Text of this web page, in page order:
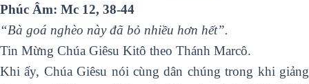
Phúc Âm: Mc 12, 38-44
“Bà goá nghèo này đã bỏ nhiều hơn hết”.
Tin Mừng Chúa Giêsu Kitô theo Thánh Marcô.
Khi ấy, Chúa Giêsu nói cùng dân chúng trong khi giảng